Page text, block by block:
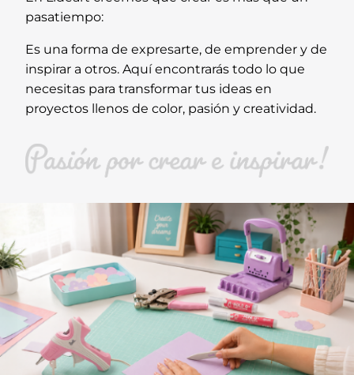
pasatiempo:
Es una forma de expresarte, de emprender y de
inspirar a otros. Aquí encontrarás todo lo que
necesitas para transformar tus ideas en
proyectos llenos de color, pasión y creatividad.